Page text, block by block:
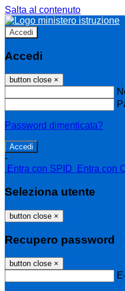
Salta al contenuto
Accedi
Accedi
button close ×
Password dimenticata?
-
Entra con SPID
Entra con
Seleziona utente
button close ×
Recupero password
button close ×